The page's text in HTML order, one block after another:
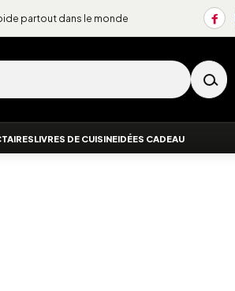
partout dans le monde
LIVRES DE CUISINEIDÉES CADEAU